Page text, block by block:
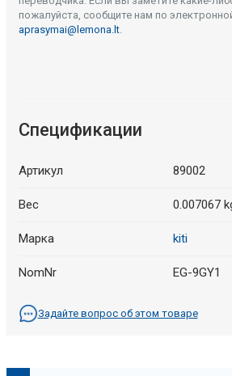
пожалуйста, сообщите нам по
aprasymai@lemona.lt.
Спецификации
Артикул 89002
Вес 0.007067
Марка kiti
NomNr EG-9GY1
Задайте вопрос об этом товаре